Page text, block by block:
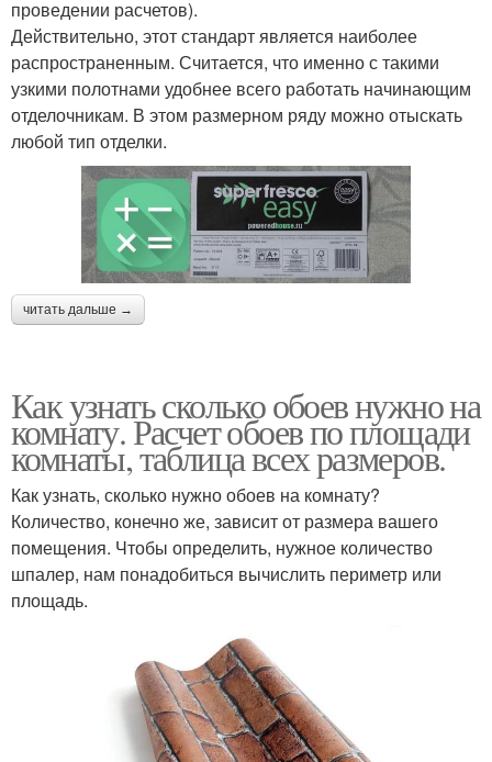
проведении расчетов).
Действительно, этот стандарт является наиболее
распространенным. Считается, что именно с такими
узкими полотнами удобнее всего работать начинающим
отделочникам. В этом размерном ряду можно отыскать
любой тип отделки.
читать дальше →
Как узнать сколько обоев нужно на
комнату. Расчет обоев по площади
комнаты, таблица всех размеров.
Как узнать, сколько нужно обоев на комнату?
Количество, конечно же, зависит от размера вашего
помещения. Чтобы определить, нужное количество
шпалер, нам понадобиться вычислить периметр или
площадь.